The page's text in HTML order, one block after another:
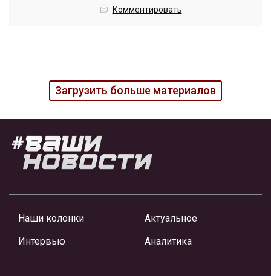
Комментировать
Загрузить больше материалов
Наши колонки
Интервью
Актуальное
Аналитика